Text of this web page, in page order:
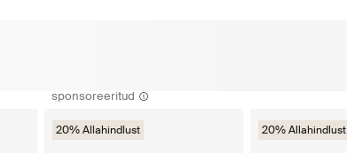
sponsoreeritud
20% Allahindlust 20% Allahindlust